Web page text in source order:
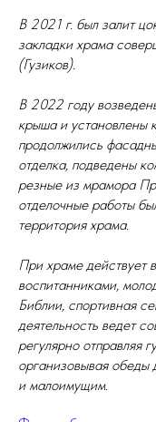
В 2021 г. был залит
закладки храма
(Гузиков).
В 2022 году
крыша и установлены
продолжились
отделка, подведены
резные из мрамора
отделочные работы
территория храма.
При храме действует
воспитанниками,
Библии, спортивная
деятельность ведет
регулярно
организовывая обеды
и малоимущим.